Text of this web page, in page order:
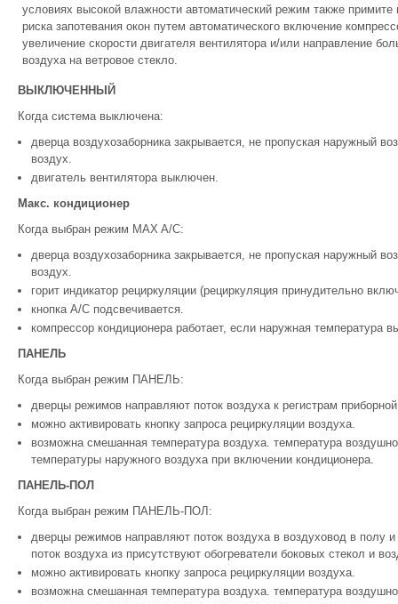
условиях высокой влажности автоматический режим также
риска запотевания окон путем автоматического включение
увеличение скорости двигателя вентилятора и/или направление
воздуха на ветровое стекло.
ВЫКЛЮЧЕННЫЙ
Когда система выключена:
дверца воздухозаборника закрывается, не пропуская наружный
воздух.
двигатель вентилятора выключен.
Макс. кондиционер
Когда выбран режим MAX A/C:
дверца воздухозаборника закрывается, не пропуская наружный
воздух.
горит индикатор рециркуляции (рециркуляция принудительно
кнопка A/C подсвечивается.
компрессор кондиционера работает, если наружная температура
ПАНЕЛЬ
Когда выбран режим ПАНЕЛЬ:
дверцы режимов направляют поток воздуха к регистрам
можно активировать кнопку запроса рециркуляции воздуха.
возможна смешанная температура воздуха. температура
температуры наружного воздуха при включении кондиционера.
ПАНЕЛЬ-ПОЛ
Когда выбран режим ПАНЕЛЬ-ПОЛ:
дверцы режимов направляют поток воздуха в воздуховод в полу
поток воздуха из присутствуют обогреватели боковых стекол и
можно активировать кнопку запроса рециркуляции воздуха.
возможна смешанная температура воздуха. температура